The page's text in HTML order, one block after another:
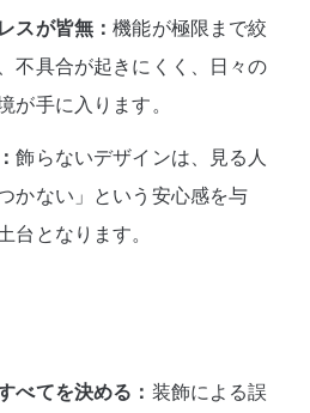
スが皆無：機能が極限まで絞
不具合が起きにくく、日々の
が手に入ります。
飾らないデザインは、見る人
かない」という安心感を与
台となります。
べてを決める： 装飾による誤